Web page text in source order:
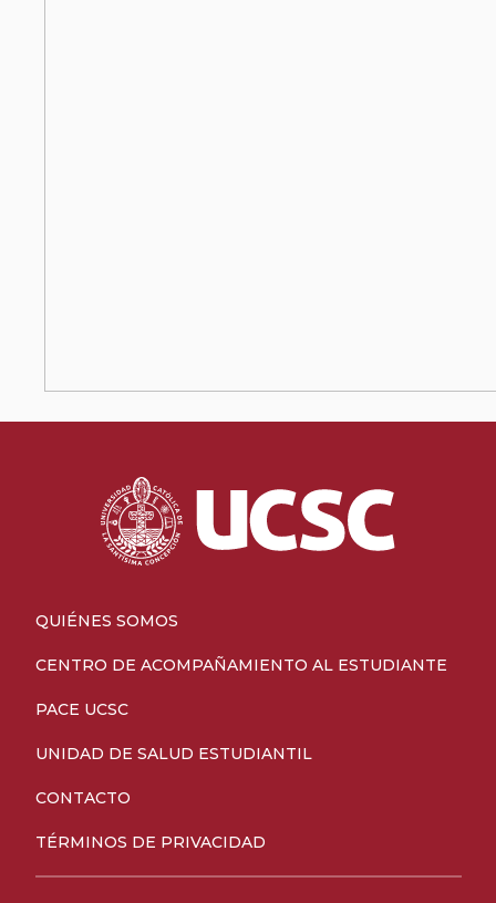
QUIÉNES SOMOS
CENTRO DE ACOMPAÑAMIENTO AL ESTUDIANTE
PACE UCSC
UNIDAD DE SALUD ESTUDIANTIL
CONTACTO
TÉRMINOS DE PRIVACIDAD